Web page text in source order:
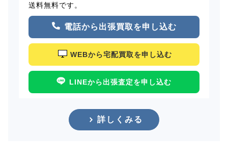
送料無料です。
電話から出張買取を申し込む
WEBから宅配買取を申し込む
LINEから出張査定を申し込む
詳しくみる